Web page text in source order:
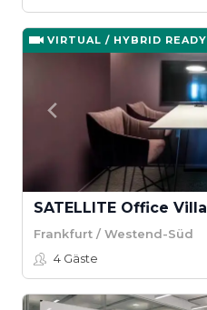
VIRTUAL / HYBRID READY
Frankfurt / Westend-Süd
4 Gäste